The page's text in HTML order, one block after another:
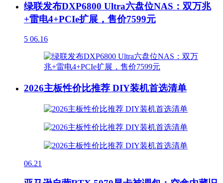
绿联发布DXP6800 Ultra六盘位NAS：双万兆
+雷电4+PCIe扩展，售价7599元
5 06.16
2026主板性价比推荐 DIY装机首选清单
06.21